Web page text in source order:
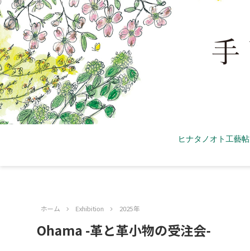
ヒナタノオト工藝帖
ホーム Exhibition 2025年
Ohama -革と革小物の受注会-